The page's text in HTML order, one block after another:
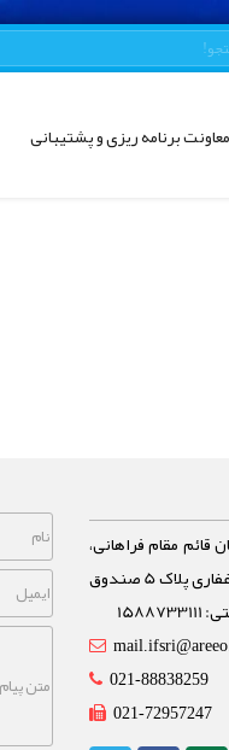
معاونت برنامه ریزی و پشتیبانی
قائم مقام فراهانی،
خیابان مشاهیر، نبش خیابان غفاری پلاک 5 صندوق
021-88838259
021-72957247